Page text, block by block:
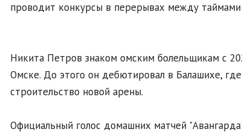
проводит конкурсы в перерывах между
Никита Петров знаком омским болельщикам с
Омске. До этого он дебютировал в Балашихе,
строительство новой арены.
Официальный голос домашних матчей